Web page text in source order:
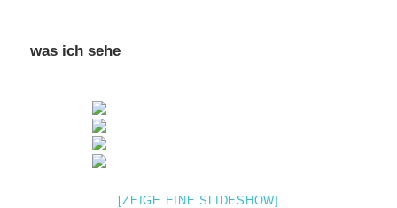
was ich sehe
[ZEIGE EINE SLIDESHOW]